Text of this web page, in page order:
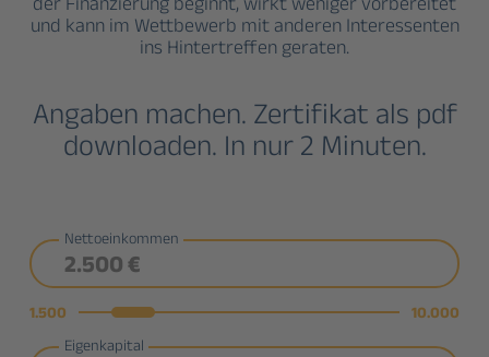
und kann im Wettbewerb mit anderen Interessenten
ins Hintertreffen geraten.
Angaben machen. Zertifikat als pdf
downloaden. In nur 2 Minuten.
Nettoeinkommen
1.500
10.000
Eigenkapital